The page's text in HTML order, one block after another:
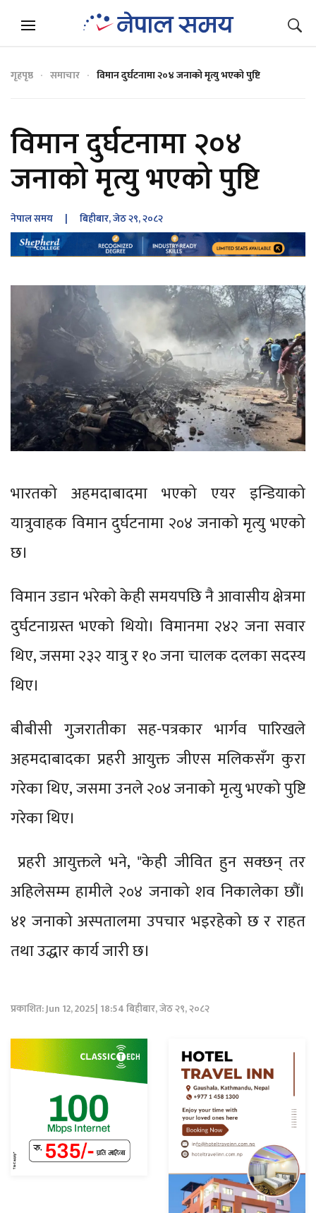
गृहपृष्ठ समाचार विमान दुर्घटनामा २०४ जनाको मृत्यु भएको पुष्टि
विमान दुर्घटनामा २०४
जनाको मृत्यु भएको पुष्टि
नेपाल समय | बिहीबार, जेठ २९, २०८२
भारतको अहमदाबादमा भएको एयर इन्डियाको
यात्रुवाहक विमान दुर्घटनामा २०४ जनाको मृत्यु भएको
छ।
विमान उडान भरेको केही समयपछि नै आवासीय क्षेत्रमा
दुर्घटनाग्रस्त भएको थियो। विमानमा २४२ जना सवार
थिए, जसमा २३२ यात्रु र १० जना चालक दलका सदस्य
थिए।
बीबीसी गुजरातीका सह-पत्रकार भार्गव पारिखले
अहमदाबादका प्रहरी आयुक्त जीएस मलिकसँग कुरा
गरेका थिए, जसमा उनले २०४ जनाको मृत्यु भएको पुष्टि
गरेका थिए।
प्रहरी आयुक्तले भने, "केही जीवित हुन सक्छन् तर
अहिलेसम्म हामीले २०४ जनाको शव निकालेका छौं।
४१ जनाको अस्पतालमा उपचार भइरहेको छ र राहत
तथा उद्धार कार्य जारी छ।
प्रकाशित: Jun 12, 2025| 18:54 बिहीबार, जेठ २९, २०८२